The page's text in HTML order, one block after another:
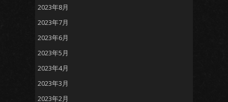
2023年8月
2023年7月
2023年6月
2023年5月
2023年4月
2023年3月
2023年2月